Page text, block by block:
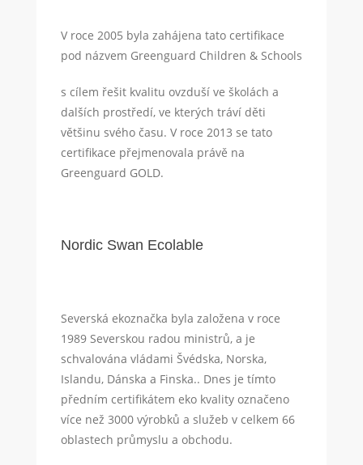
V roce 2005 byla zahájena tato certifikace
pod názvem Greenguard Children & Schools
s cílem řešit kvalitu ovzduší ve školách a
dalších prostředí, ve kterých tráví děti
většinu svého času. V roce 2013 se tato
certifikace přejmenovala právě na
Greenguard GOLD.
Nordic Swan Ecolable
Severská ekoznačka byla založena v roce
1989 Severskou radou ministrů, a je
schvalována vládami Švédska, Norska,
Islandu, Dánska a Finska.. Dnes je tímto
předním certifikátem eko kvality označeno
více než 3000 výrobků a služeb v celkem 66
oblastech průmyslu a obchodu.